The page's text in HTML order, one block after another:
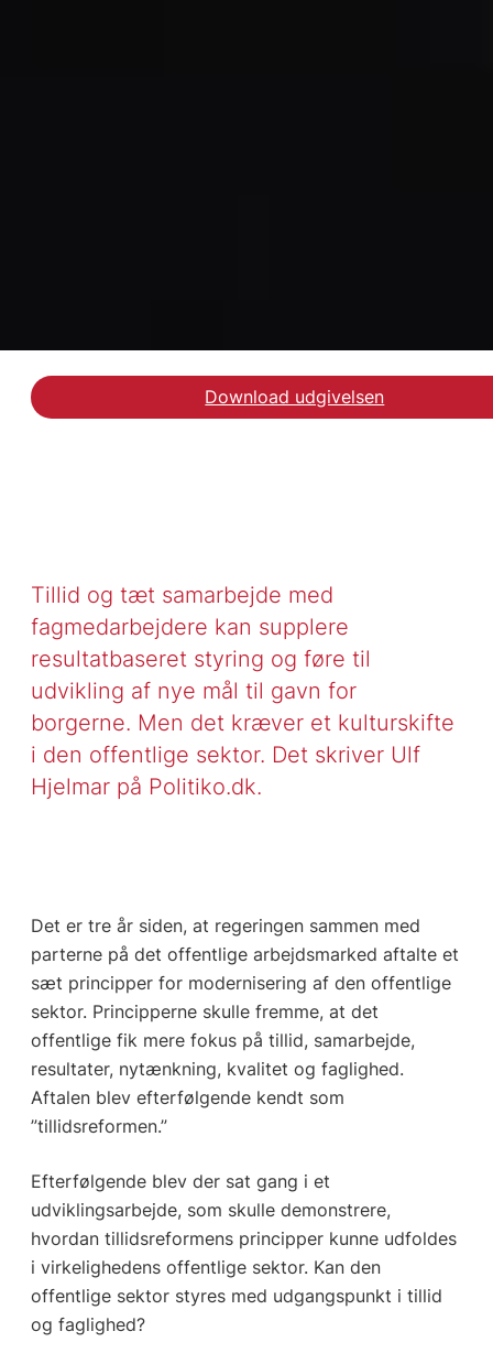
Download udgivelsen
Tillid og tæt samarbejde med
fagmedarbejdere kan supplere
resultatbaseret styring og føre til
udvikling af nye mål til gavn for
borgerne. Men det kræver et kulturskifte
i den offentlige sektor. Det skriver Ulf
Hjelmar på Politiko.dk.
Det er tre år siden, at regeringen sammen med
parterne på det offentlige arbejdsmarked aftalte et
sæt principper for modernisering af den offentlige
sektor. Principperne skulle fremme, at det
offentlige fik mere fokus på tillid, samarbejde,
resultater, nytænkning, kvalitet og faglighed.
Aftalen blev efterfølgende kendt som
”tillidsreformen.”
Efterfølgende blev der sat gang i et
udviklingsarbejde, som skulle demonstrere,
hvordan tillidsreformens principper kunne udfoldes
i virkelighedens offentlige sektor. Kan den
offentlige sektor styres med udgangspunkt i tillid
og faglighed?